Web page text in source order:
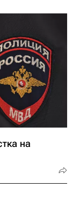
на